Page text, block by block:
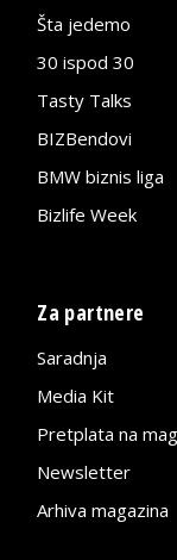
Šta jedemo
30 ispod 30
Tasty Talks
BIZBendovi
BMW biznis liga
Bizlife Week
Za partnere
Saradnja
Media Kit
Pretplata na
Newsletter
Arhiva magazina